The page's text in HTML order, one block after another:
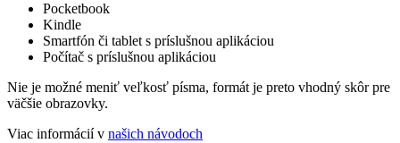
Pocketbook
Kindle
Smartfón či tablet s príslušnou aplikáciou
Počítač s príslušnou aplikáciou
Nie je možné meniť veľkosť písma, formát je preto vhodný skôr pre
väčšie obrazovky.
Viac informácií v našich návodoch